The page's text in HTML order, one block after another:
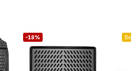
-18%